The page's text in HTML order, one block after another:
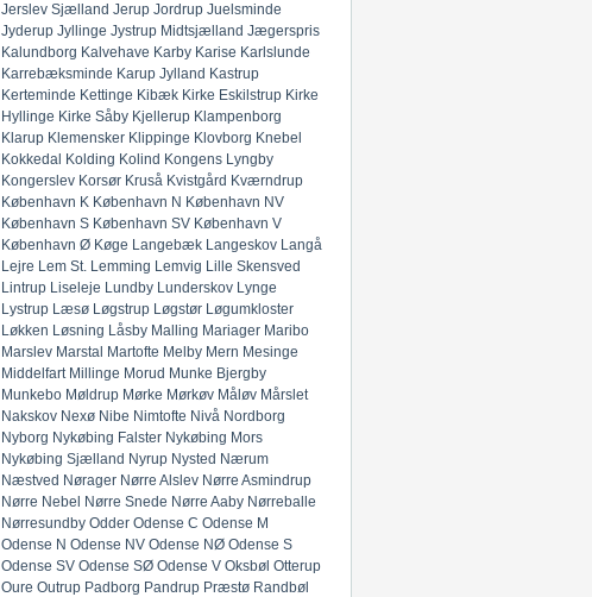
Jerslev Sjælland Jerup Jordrup Juelsminde
Jyderup Jyllinge Jystrup Midtsjælland Jægerspris
Kalundborg Kalvehave Karby Karise Karlslunde
Karrebæksminde Karup Jylland Kastrup
Kerteminde Kettinge Kibæk Kirke Eskilstrup Kirke
Hyllinge Kirke Såby Kjellerup Klampenborg
Klarup Klemensker Klippinge Klovborg Knebel
Kokkedal Kolding Kolind Kongens Lyngby
Kongerslev Korsør Kruså Kvistgård Kværndrup
København K København N København NV
København S København SV København V
København Ø Køge Langebæk Langeskov Langå
Lejre Lem St. Lemming Lemvig Lille Skensved
Lintrup Liseleje Lundby Lunderskov Lynge
Lystrup Læsø Løgstrup Løgstør Løgumkloster
Løkken Løsning Låsby Malling Mariager Maribo
Marslev Marstal Martofte Melby Mern Mesinge
Middelfart Millinge Morud Munke Bjergby
Munkebo Møldrup Mørke Mørkøv Måløv Mårslet
Nakskov Nexø Nibe Nimtofte Nivå Nordborg
Nyborg Nykøbing Falster Nykøbing Mors
Nykøbing Sjælland Nyrup Nysted Nærum
Næstved Nørager Nørre Alslev Nørre Asmindrup
Nørre Nebel
Nørre Snede Nørre Aaby Nørreballe
Nørresundby Odder Odense C Odense M
Odense N Odense NV Odense NØ Odense S
Odense SV Odense SØ Odense V Oksbøl Otterup
Oure Outrup Padborg Pandrup Præstø Randbøl